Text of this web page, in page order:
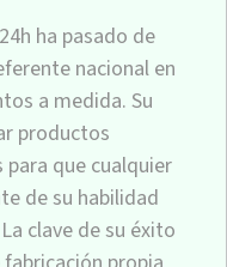
ha pasado de
nacional en
a medida. Su
productos
que cualquier
de su habilidad
clave de su éxito